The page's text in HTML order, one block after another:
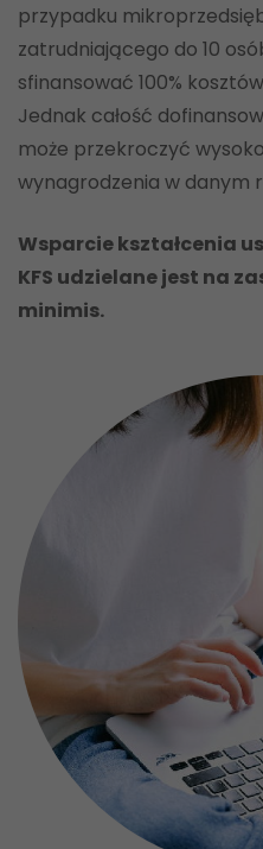
przypadku
zatrudniającego do 10
sfinansować 100%
Jednak całość
może przekroczyć
wynagrodzenia w danym
Wsparcie kształcenia
KFS udzielane jest na
minimis.